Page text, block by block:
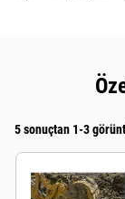
5 sonuçtan 1-3